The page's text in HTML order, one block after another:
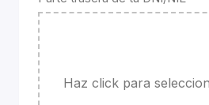
Haz click para